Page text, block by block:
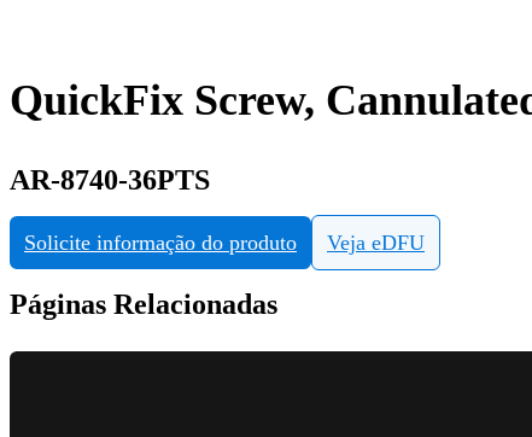
QuickFix Screw,
AR-8740-36PTS
Solicite informação do produto Veja eDFU
Páginas Relacionadas